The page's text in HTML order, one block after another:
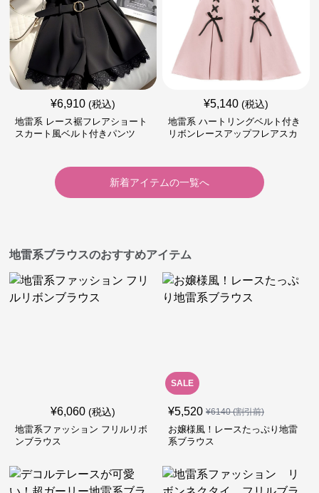
¥6,910 (税込)
地雷系 レース裾フレアショート
スカート風ベルト付きパンツ
¥5,140 (税込)
地雷系 ハートリングベルト付き
リボンレースアップフレアスカ
新着アイテムの一覧へ
地雷系ブラウスのおすすめアイテム
¥6,060 (税込)
地雷系ファッション フリルリボ
ンブラウス
SALE
¥5,520 ¥6140(割引前)
お嬢様風！レースたっぷり地雷
系ブラウス